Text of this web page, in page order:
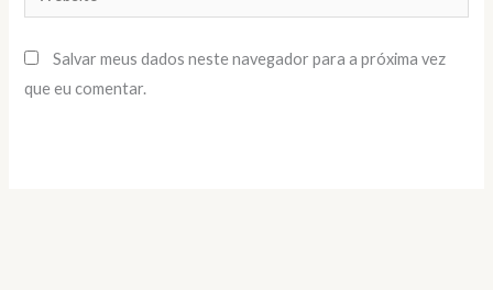
Salvar meus dados neste navegador para a próxima vez
que eu comentar.